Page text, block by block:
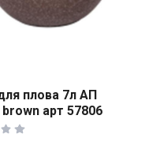
плова 7л АП
brown арт 57806